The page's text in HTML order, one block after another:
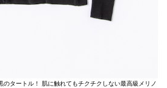
のタートル！ 肌に触れてもチクチクしない最高級メリノ